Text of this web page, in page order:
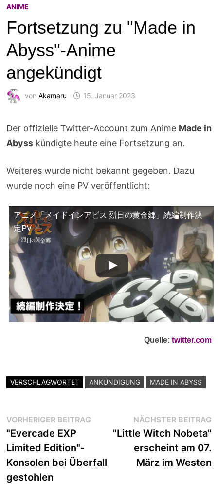
ANIME
Fortsetzung zu "Made in
Abyss"-Anime
angekündigt
von Akamaru 15. Januar 2023
Der offizielle Twitter-Account zum Anime Made in
Abysskündigte heute eine Fortsetzung an.
Weiteres wurde nicht bekannt gegeben. Dazu
wurde noch eine PV veröffentlicht:
アニメ「メイドインアビス 烈日の黄金郷」続編制作決
定PV
Quelle:twitter.com
VERSCHLAGWORTET ANKÜNDIGUNG MADE IN ABYSS
Beitragsnavigation
VORHERIGER BEITRAGVorheriger
Beitrag:
"Evercade EXP
Limited Edition"-
Konsolen bei Überfall
gestohlen
NÄCHSTER BEITRAG
"Little Witch Nobeta"
erscheint am 07.
März im Westen